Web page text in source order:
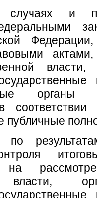
и
актами,
органы
публичные
по
на
власти,